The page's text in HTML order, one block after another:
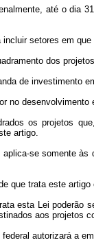
até o dia
incluir setores em
dos
de investimento
no
os projetos
artigo.
se somente às
que trata este artigo
esta Lei poderão
aos projetos
autorizará a